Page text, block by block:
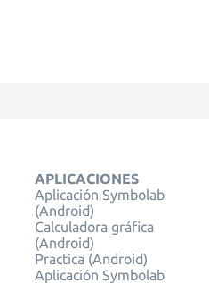
APLICACIONES
Aplicación Symbolab
(Android)
Calculadora gráfica
(Android)
Practica (Android)
Aplicación Symbolab